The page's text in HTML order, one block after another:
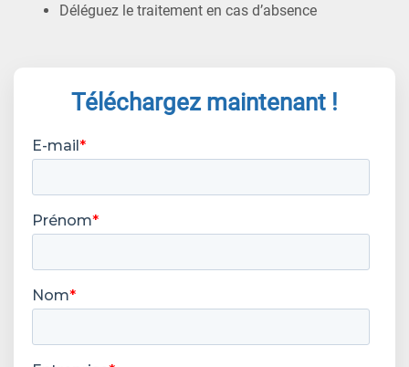
Déléguez le traitement en cas d’absence
Téléchargez maintenant !